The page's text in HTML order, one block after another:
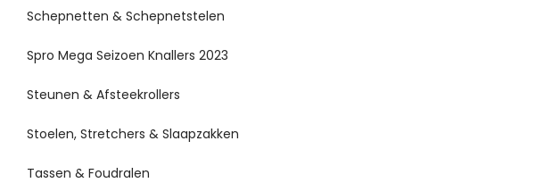
Schepnetten & Schepnetstelen
Spro Mega Seizoen Knallers 2023
Steunen & Afsteekrollers
Stoelen, Stretchers & Slaapzakken
Tassen & Foudralen